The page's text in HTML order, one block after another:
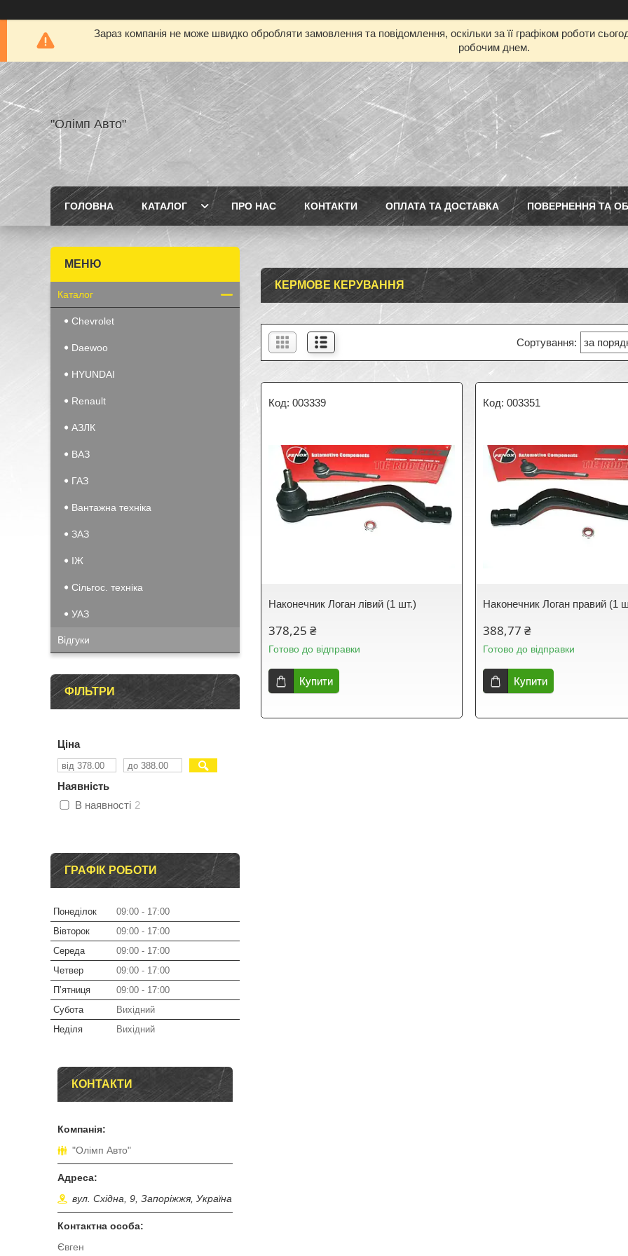
Зараз компанія не може швидко обробляти замовлення та повідомлення, оскільки за її графіком роботи
робочим днем.
"Олімп Авто"
ГОЛОВНА КАТАЛОГ ПРО НАС КОНТАКТИ ОПЛАТА ТА ДОСТАВКА ПОВЕРНЕННЯ ТА
КЕРМОВЕ КЕРУВАННЯ
003339
Наконечник Логан лівий (1 шт.)
378,25 ₴
Готово до відправки
Купити
003351
Наконечник Логан правий (1
388,77 ₴
Готово до відправки
Купити
Каталог
Chevrolet
Daewoo
HYUNDAI
Renault
АЗЛК
ВАЗ
ГАЗ
Вантажна техніка
ЗАЗ
IЖ
Сільгос. техніка
УАЗ
Відгуки
ФІЛЬТРИ
Ціна
Наявність
В наявності 2
ГРАФІК РОБОТИ
Понеділок 09:00
17:00
Вівторок
09:00
17:00
Середа
09:00
17:00
Четвер
09:00
17:00
Пʼятниця
09:00
17:00
Субота
Вихідний
Неділя
Вихідний
КОНТАКТИ
"Олімп Авто"
вул. Східна, 9, Запоріжжя, Україна
Євген